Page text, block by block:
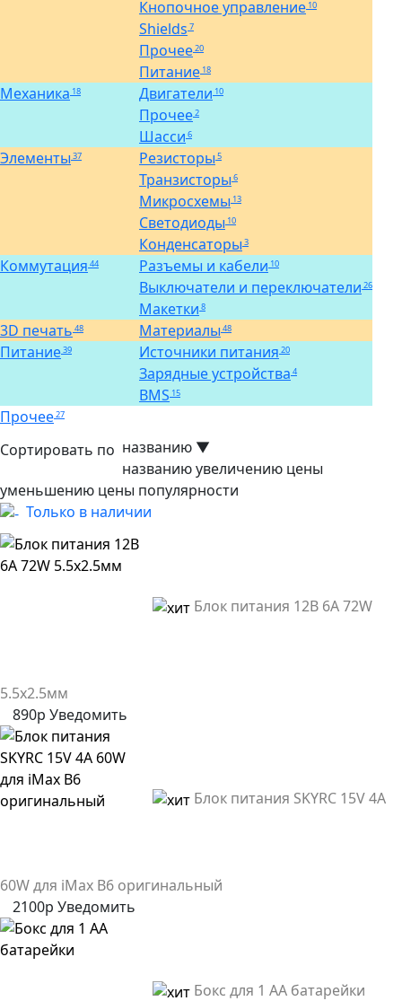
Кнопочное управление 10
Shields 7
Прочее20
Питание 18
Механика 18 Двигатели 10
Прочее2
Шасси 6
Элементы 37 Резисторы 5
Транзисторы 6
Микросхемы 13
Светодиоды 10
Конденсаторы 3
Коммутация 44 Разъемы и кабели 10
Выключатели и переключатели 26
Макетки 8
3D печать 48 Материалы 48
Питание39 Источники питания 20
Зарядные устройства 4
BMS 15
Прочее27
Сортировать по названию ▼
названиюувеличению цены
уменьшению цены популярности
Только в наличии
Блок питания 12В 6А 72W
5.5х2.5мм
890р Уведомить
Блок питания SKYRC 15V 4A
60W для iMax B6 оригинальный
2100р Уведомить
Бокс для 1 AA батарейки